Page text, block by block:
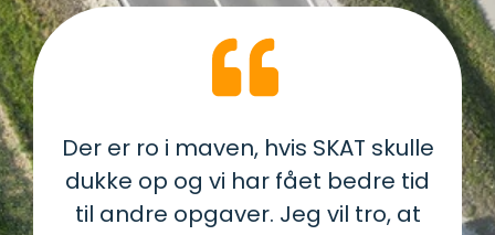
Der er ro i maven, hvis SKAT skulle
dukke op og vi har fået bedre tid
til andre opgaver. Jeg vil tro, at